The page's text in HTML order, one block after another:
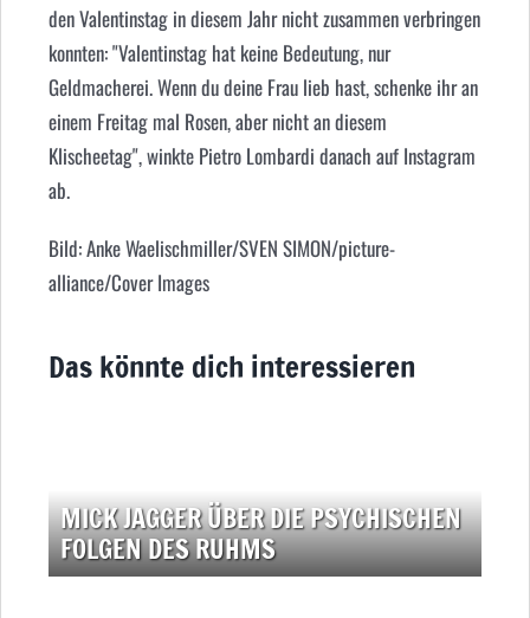
den Valentinstag in diesem Jahr nicht zusammen verbringen
konnten: "Valentinstag hat keine Bedeutung, nur
Geldmacherei. Wenn du deine Frau lieb hast, schenke ihr an
einem Freitag mal Rosen, aber nicht an diesem
Klischeetag", winkte Pietro Lombardi danach auf Instagram
ab.
Bild: Anke Waelischmiller/SVEN SIMON/picture-
alliance/Cover Images
Das könnte dich interessieren
MICK JAGGER ÜBER DIE PSYCHISCHEN
FOLGEN DES RUHMS